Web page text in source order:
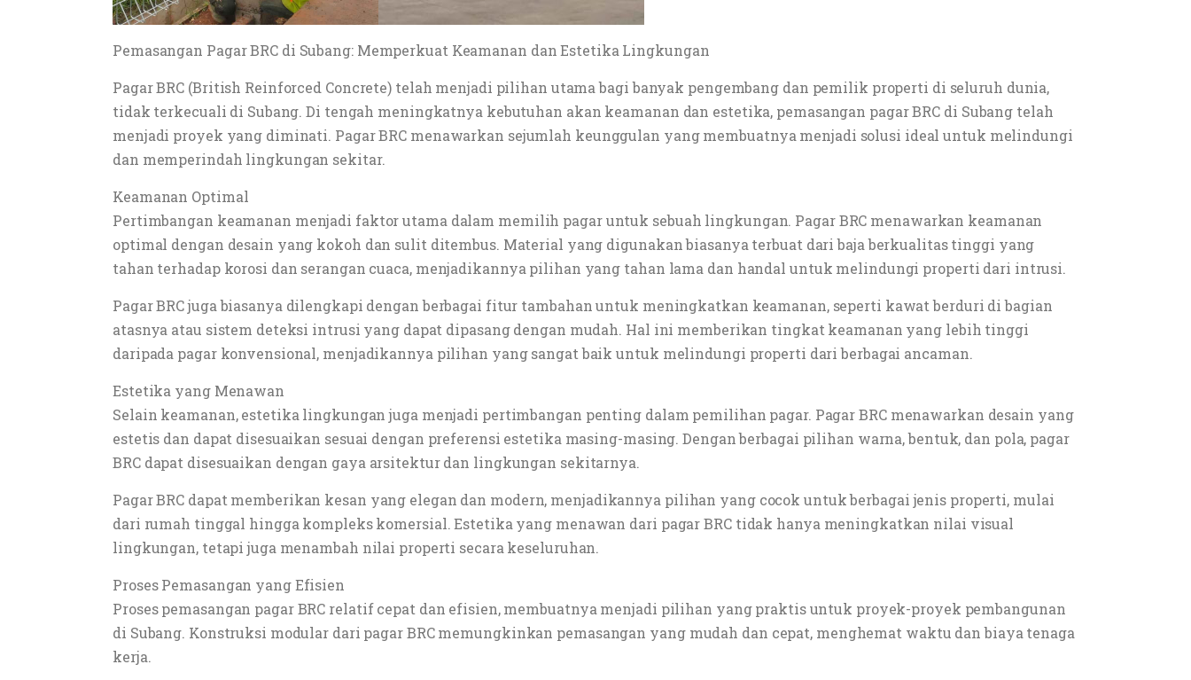
Pemasangan Pagar BRC di Subang: Memperkuat Keamanan dan Estetika Lingkungan
Pagar BRC (British Reinforced Concrete) telah menjadi pilihan utama bagi banyak pengembang dan pemilik properti di seluruh dunia,
tidak terkecuali di Subang. Di tengah meningkatnya kebutuhan akan keamanan dan estetika, pemasangan pagar BRC di Subang telah
menjadi proyek yang diminati. Pagar BRC menawarkan sejumlah keunggulan yang membuatnya menjadi solusi ideal untuk melindungi
dan memperindah lingkungan sekitar.
Keamanan Optimal
Pertimbangan keamanan menjadi faktor utama dalam memilih pagar untuk sebuah lingkungan. Pagar BRC menawarkan keamanan
optimal dengan desain yang kokoh dan sulit ditembus. Material yang digunakan biasanya terbuat dari baja berkualitas tinggi yang
tahan terhadap korosi dan serangan cuaca, menjadikannya pilihan yang tahan lama dan handal untuk melindungi properti dari intrusi.
Pagar BRC juga biasanya dilengkapi dengan berbagai fitur tambahan untuk meningkatkan keamanan, seperti kawat berduri di bagian
atasnya atau sistem deteksi intrusi yang dapat dipasang dengan mudah. Hal ini memberikan tingkat keamanan yang lebih tinggi
daripada pagar konvensional, menjadikannya pilihan yang sangat baik untuk melindungi properti dari berbagai ancaman.
Estetika yang Menawan
Selain keamanan, estetika lingkungan juga menjadi pertimbangan penting dalam pemilihan pagar. Pagar BRC menawarkan desain yang
estetis dan dapat disesuaikan sesuai dengan preferensi estetika masing-masing. Dengan berbagai pilihan warna, bentuk, dan pola, pagar
BRC dapat disesuaikan dengan gaya arsitektur dan lingkungan sekitarnya.
Pagar BRC dapat memberikan kesan yang elegan dan modern, menjadikannya pilihan yang cocok untuk berbagai jenis properti, mulai
dari rumah tinggal hingga kompleks komersial. Estetika yang menawan dari pagar BRC tidak hanya meningkatkan nilai visual
lingkungan, tetapi juga menambah nilai properti secara keseluruhan.
Proses Pemasangan yang Efisien
Proses pemasangan pagar BRC relatif cepat dan efisien, membuatnya menjadi pilihan yang praktis untuk proyek-proyek pembangunan
di Subang. Konstruksi modular dari pagar BRC memungkinkan pemasangan yang mudah dan cepat, menghemat waktu dan biaya tenaga
kerja.